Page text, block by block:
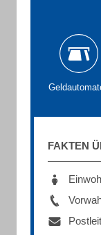
FAKTEN